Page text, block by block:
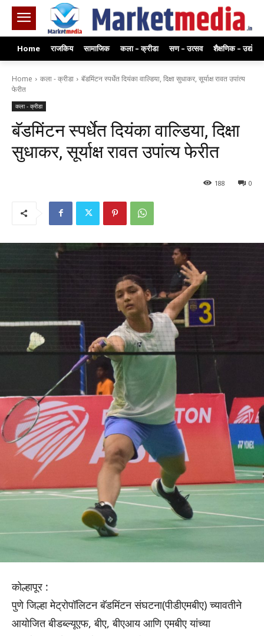
Home राजकिय सामाजिक कला – क्रीडा सण – उत्सव शैक्षणिक – उद्योग
Home कला - क्रीडा
बॅडमिंटन स्पर्धेत दियंका वाल्डिया, दिक्षा सुधाकर, सूर्याक्ष रावत उपांत्य
फेरीत
कला - क्रीडा
बॅडमिंटन स्पर्धेत दियंका वाल्डिया, दिक्षा
सुधाकर, सूर्याक्ष रावत उपांत्य फेरीत
0
188
कोल्हापूर :
पुणे जिल्हा मेट्रोपॉलिटन बॅडमिंटन संघटना(पीडीएमबीए) च्यावतीने
आयोजित बीडब्ल्यूएफ, बीए, बीएआय आणि एमबीए यांच्या